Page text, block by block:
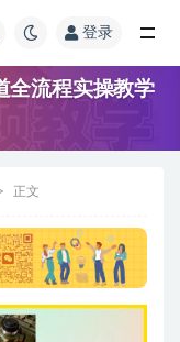
登录
全流程实操教学
正文